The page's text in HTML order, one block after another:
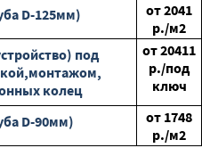
D-125мм)
от2041
р./м2
под
колец
от20411
р./под
ключ
D-90мм)
от 1748
р./м2